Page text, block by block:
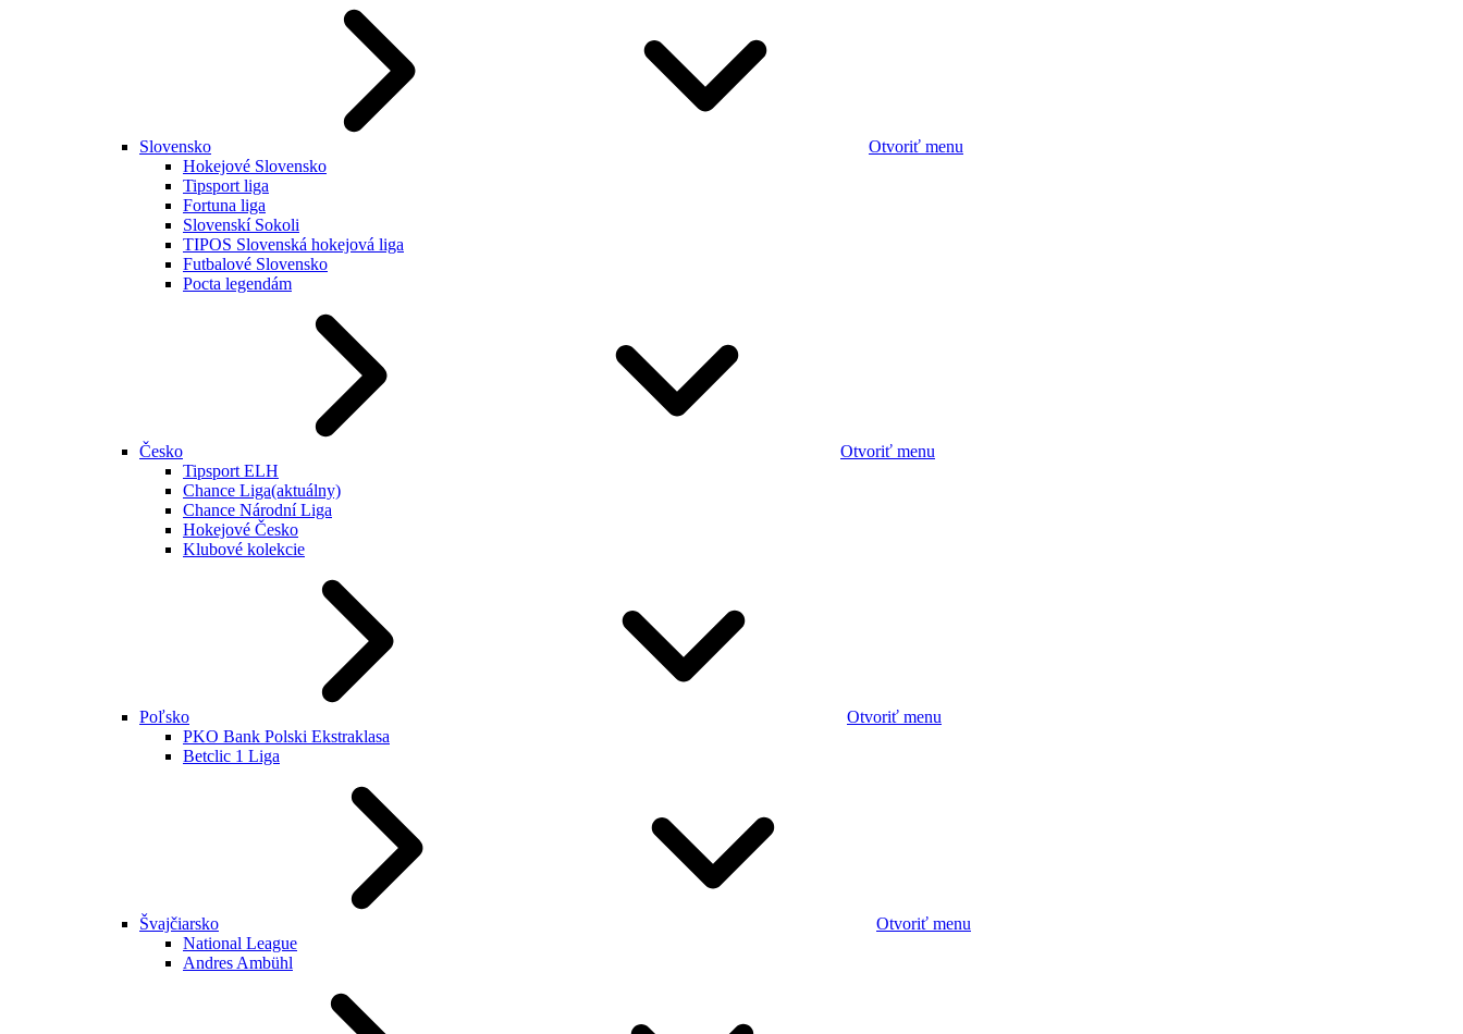
Slovensko
Otvoriť menu
Hokejové Slovensko
Tipsport liga
Fortuna liga
Slovenskí Sokoli
TIPOS Slovenská hokejová liga
Futbalové Slovensko
Pocta legendám
Česko
Otvoriť menu
Tipsport ELH
Chance Liga(aktuálny)
Chance Národní Liga
Hokejové Česko
Klubové kolekcie
Poľsko
Otvoriť menu
PKO Bank Polski Ekstraklasa
Betclic 1 Liga
Švajčiarsko
Otvoriť menu
National League
Andres Ambühl